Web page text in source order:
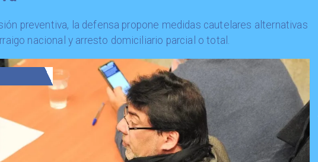
preventiva, la defensa propone medidas cautelares alternativas
nacional y arresto domiciliario parcial o total.